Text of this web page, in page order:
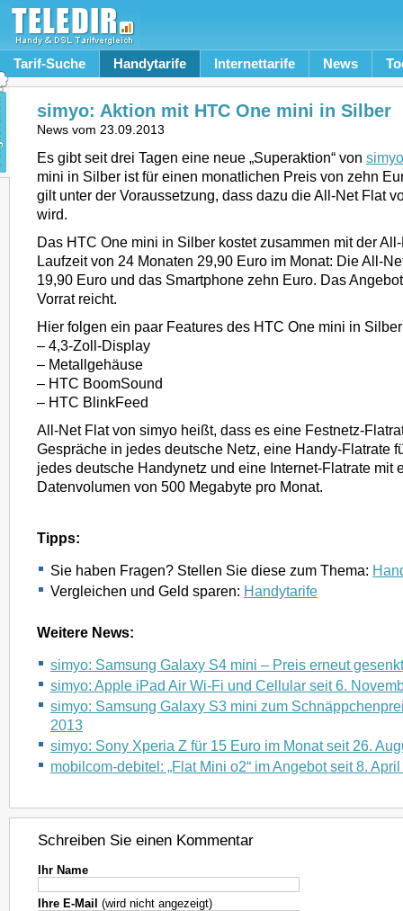
Tarif-Suche Handytarife Internettarife News
simyo: Aktion mit HTC One mini in Silber
News vom 23.09.2013
Es gibt seit drei Tagen eine neue „Superaktion“ von simyo
mini in Silber ist für einen monatlichen Preis von zehn
gilt unter der Voraussetzung, dass dazu die All-Net Flat
wird.
Das HTC One mini in Silber kostet zusammen mit der
Laufzeit von 24 Monaten 29,90 Euro im Monat: Die All-
19,90 Euro und das Smartphone zehn Euro. Das
Vorrat reicht.
Hier folgen ein paar Features des HTC One mini in
– 4,3-Zoll-Display
– Metallgehäuse
– HTC BoomSound
– HTC BlinkFeed
All-Net Flat von simyo heißt, dass es eine Festnetz-
Gespräche in jedes deutsche Netz, eine Handy-Flatrate
jedes deutsche Handynetz und eine Internet-Flatrate mit
Datenvolumen von 500 Megabyte pro Monat.
Tipps:
Sie haben Fragen? Stellen Sie diese zum Thema:
Vergleichen und Geld sparen: Handytarife
Weitere News:
simyo: Samsung Galaxy S4 mini – Preis erneut gesenkt
simyo: Apple iPad Air Wi-Fi und Cellular seit 6.
simyo: Samsung Galaxy S3 mini zum
2013
simyo: Sony Xperia Z für 15 Euro im Monat seit 26.
mobilcom-debitel: „Flat Mini o2“ im Angebot seit 8.
Schreiben Sie einen Kommentar
Ihr Name
Ihre E-Mail (wird nicht angezeigt)